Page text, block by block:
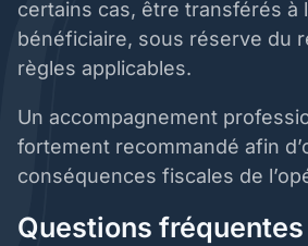
certains cas, être transférés à
bénéficiaire, sous réserve du
règles applicables.
Un accompagnement
fortement recommandé afin
conséquences fiscales de
Questions fréquentes